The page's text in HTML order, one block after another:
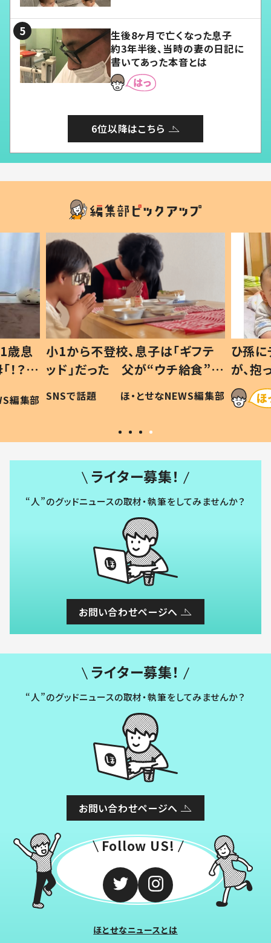
生後8ヶ月で亡くなった息子
約3年半後、当時の妻の日記に
書いてあった本音とは
6位以降はこちら
歳息
？」
編集部
小1から不登校、息子は「ギフテ
ッド」だった 父が“ウチ給食”を
作り続ける理由とは #令和の親
#令和の子
SNSで話題 ほ・とせなNEWS編集部
ひ孫
が、
「涙が
い」
ライター募集！
“人”のグッドニュースの取材・執筆をしてみませんか？
お問い合わせページへ
ライター募集！
“人”のグッドニュースの取材・執筆をしてみませんか？
お問い合わせページへ
Follow US!
ほとせなニュースとは